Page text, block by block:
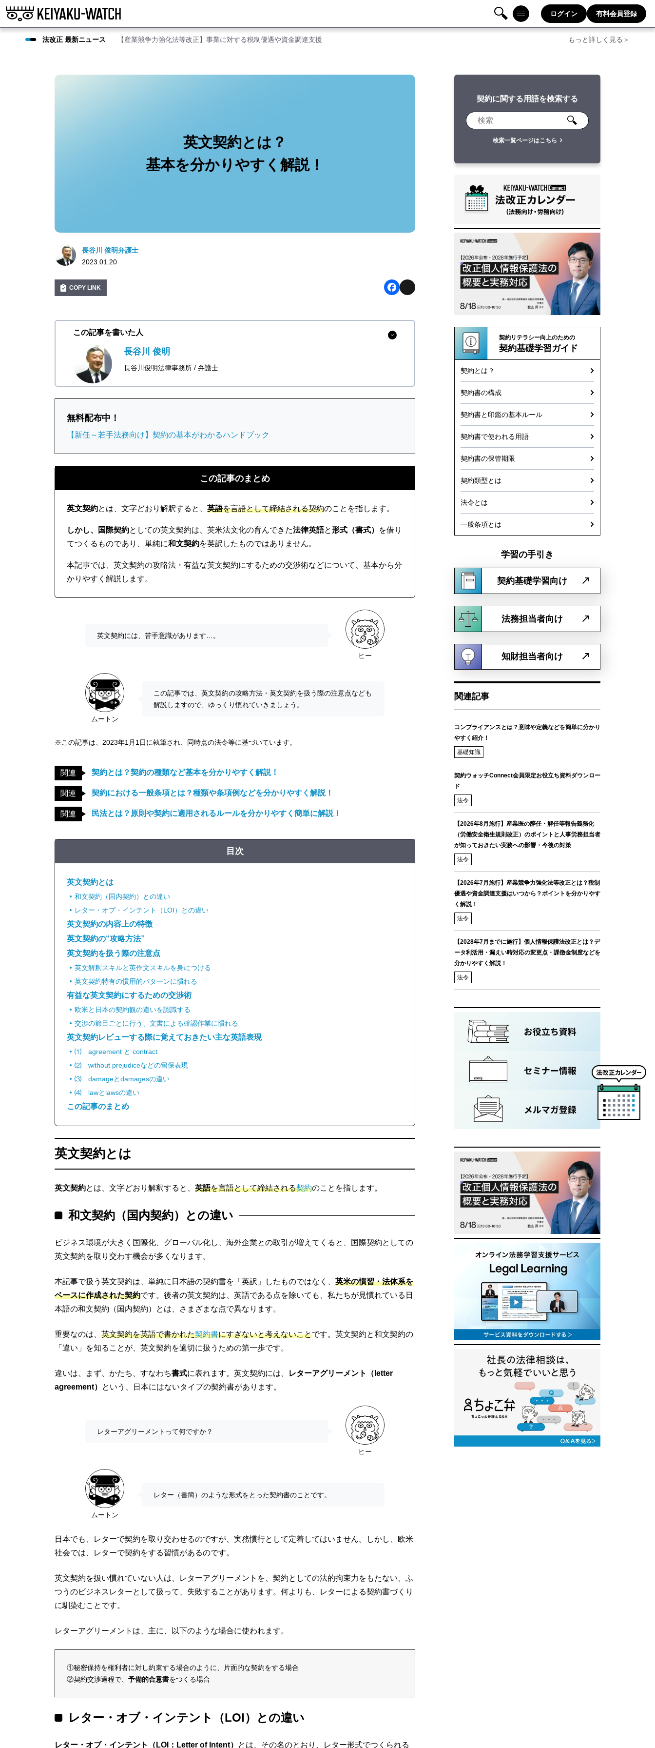
検
メニ
ログイン 有料会員登録
法改正 最新ニュース 【産業競争力強化法等改正】事業に対する税制優遇や資金調達支援 もっと詳しく見る＞
英文契約とは？
基本を分かりやすく解説！
長谷川 俊明弁護士
2023.01.20
COPY LINK
a
c
o
この記事を書いた人
長谷川 俊明
長谷川俊明法律事務所 弁護士
無料配布中！
【新任～若手法務向け】契約の基本がわかるハンドブック
この記事のまとめ
英文契約とは、文字どおり解釈すると、 英語を言語として締結される契約のことを指します。
しかし、国際契約としての英文契約は、英米法文化の育んできた法律英語と形式（書式）
を借り
てつくるものであり、単純に和文契約を英訳したものではありません。
本記事では、英文契約の攻略法・有益な英文契約にするための交渉術などについて、基本から分
かりやすく解説します。
ヒー
英文契約には、苦手意識があります…。
ムートン
この記事では、英文契約の攻略方法・英文契約を扱う際の注意点なども
解説しますので、ゆっくり慣れていきましょう。
※この記事は、2023年1月1日に執筆され、同時点の法令等に基づいています。
関連 契約とは？契約の種類など基本を分かりやすく解説！
関連 契約における一般条項とは？種類や条項例などを分かりやすく解説！
関連 民法とは？原則や契約に適用されるルールを分かりやすく簡単に解説！
目次
英文契約とは
和文契約（国内契約）との違い
レター・オブ・インテント（LOI）との違い
英文契約の内容上の特徴
英文契約の“攻略方法”
英文契約を扱う際の注意点
英文解釈スキルと英作文スキルを身につける
英文契約特有の慣用的パターンに慣れる
有益な英文契約にするための交渉術
欧米と日本の契約観の違いを認識する
交渉の節目ごとに行う、文書による確認作業に慣れる
英文契約レビューする際に覚えておきたい主な英語表現
⑴ agreement と contract
⑵ without prejudiceなどの留保表現
⑶ damageとdamagesの違い
⑷ lawとlawsの違い
この記事のまとめ
英文契約とは
英文契約とは、文字どおり解釈すると、 英語を言語として締結される契約のことを指します。
和文契約（国内契約）との違い
ビジネス環境が大きく国際化、グローバル化し、海外企業との取引が増えてくると、国際契約としての
英文契約を取り交わす機会が多くなります。
本記事で扱う英文契約は、単純に日本語の契約書を「英訳」したものではなく、 英米の慣習・法体系を
ベースに作成された契約です。後者の英文契約は、英語である点を除いても、私たちが見慣れている日
本語の和文契約（国内契約）とは、さまざまな点で異なります。
重要なのは、 英文契約を英語で書かれた契約書にすぎないと考えないことです。英文契約と和文契約の
「違い」を知ることが、英文契約を適切に扱うための第一歩です。
違いは、まず、かたち、すなわち書式に表れます。英文契約には、
レターアグリーメント（letter
agreement）
という、日本にはないタイプの契約書があります。
ヒー
レターアグリーメントって何ですか？
ムートン
レター（書簡）のような形式をとった契約書のことです。
日本でも、レターで契約を取り交わせるのですが、実務慣行として定着してはいません。しかし、欧米
社会では、レターで契約をする習慣があるのです。
英文契約を扱い慣れていない人は、レターアグリーメントを、契約としての法的拘束力をもたない、ふ
つうのビジネスレターとして扱って、失敗することがあります。何よりも、レターによる契約書づくり
に馴染むことです。
レターアグリーメントは、主に、以下のような場合に使われます。
①秘密保持を権利者に対し約束する場合のように、片面的な契約をする場合
②契約交渉過程で、 予備的合意書をつくる場合
レター・オブ・インテント（LOI）との違い
レター・オブ・インテント（LOI：Letter of Intent） とは、その名のとおり、レター形式でつくられる
契約に関する用語を検索する
検索一覧ページはこちら
契約リテラシー向上のための
契約基礎学習ガイド
契約とは？
契約書の構成
契約書と印鑑の基本ルール
契約書で使われる用語
契約書の保管期限
契約類型とは
法令とは
一般条項とは
学習の手引き
契約基礎学習向け
法務担当者向け
知財担当者向け
関連記事
コンプライアンスとは？意味や定義などを簡単に分かり
やすく紹介！
基礎知識
契約ウォッチConnect会員限定お役立ち資料ダウンロー
ド
法令
【2026年8月施行】産業医の辞任・解任等報告義務化
（労働安全衛生規則改正）のポイントと人事労務担当者
が知っておきたい実務への影響・今後の対策
法令
【2026年7月施行】産業競争力強化法等改正とは？税制
優遇や資金調達支援はいつから？ポイントを分かりやす
く解説！
法令
【2028年7月までに施行】個人情報保護法改正とは？デ
ータ利活用・漏えい時対応の変更点・課徴金制度などを
分かりやすく解説！
法令
法
改
ダ
ー
は
ち
ら